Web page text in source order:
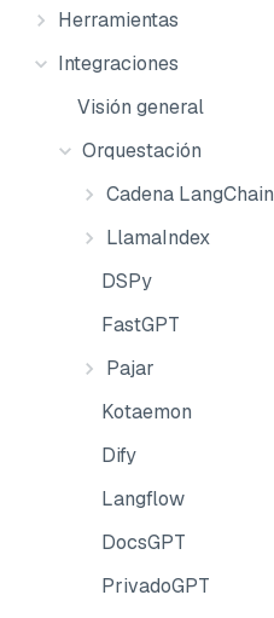
Herramientas
Integraciones
Visión general
Orquestación
Cadena LangChain
LlamaIndex
DSPy
FastGPT
Pajar
Kotaemon
Dify
Langflow
DocsGPT
PrivadoGPT